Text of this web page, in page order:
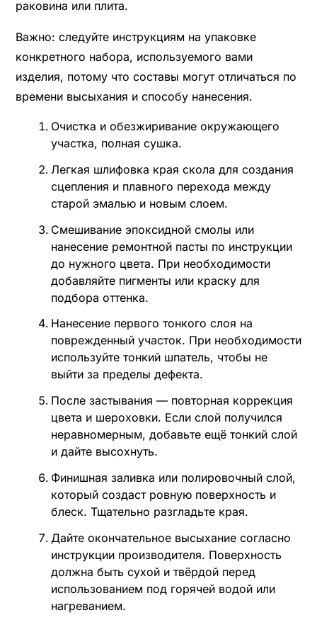
раковина или плита.
Важно: следуйте инструкциям на упаковке
конкретного набора, используемого вами
изделия, потому что составы могут отличаться по
времени высыхания и способу нанесения.
Очистка и обезжиривание окружающего
участка, полная сушка.
Легкая шлифовка края скола для создания
сцепления и плавного перехода между
старой эмалью и новым слоем.
Смешивание эпоксидной смолы или
нанесение ремонтной пасты по инструкции
до нужного цвета. При необходимости
добавляйте пигменты или краску для
подбора оттенка.
Нанесение первого тонкого слоя на
поврежденный участок. При необходимости
используйте тонкий шпатель, чтобы не
выйти за пределы дефекта.
После застывания — повторная коррекция
цвета и шероховки. Если слой получился
неравномерным, добавьте ещё тонкий слой
и дайте высохнуть.
Финишная заливка или полировочный слой,
который создаст ровную поверхность и
блеск. Тщательно разгладьте края.
Дайте окончательное высыхание согласно
инструкции производителя. Поверхность
должна быть сухой и твёрдой перед
использованием под горячей водой или
нагреванием.